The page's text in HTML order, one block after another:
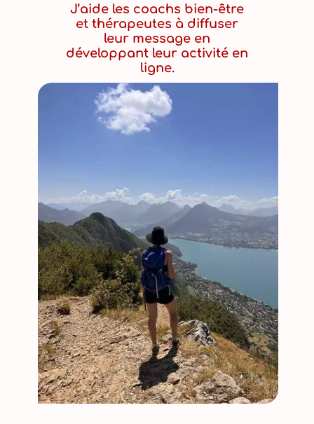
J’aide les coachs bien-être
et thérapeutes à diffuser
leur message en
développant leur activité en
ligne.